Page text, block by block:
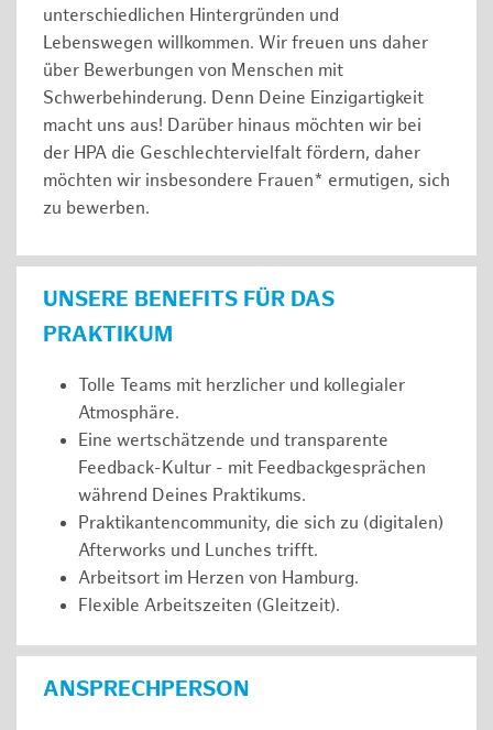
unterschiedlichen Hintergründen und
Lebenswegen willkommen. Wir freuen uns daher
über Bewerbungen von Menschen mit
Schwerbehinderung. Denn Deine Einzigartigkeit
macht uns aus! Darüber hinaus möchten wir bei
der HPA die Geschlechtervielfalt fördern, daher
möchten wir insbesondere Frauen* ermutigen, sich
zu bewerben.
UNSERE BENEFITS FÜR DAS
PRAKTIKUM
Tolle Teams mit herzlicher und kollegialer
Atmosphäre.
Eine wertschätzende und transparente
Feedback-Kultur - mit Feedbackgesprächen
während Deines Praktikums.
Praktikantencommunity, die sich zu (digitalen)
Afterworks und Lunches trifft.
Arbeitsort im Herzen von Hamburg.
Flexible Arbeitszeiten (Gleitzeit).
ANSPRECHPERSON